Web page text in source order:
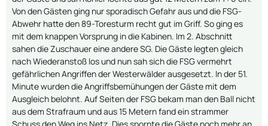
Von den Gästen ging nur sporadisch Gefahr aus und die FSG-
Abwehr hatte den 89-Toresturm recht gut im Griff. So ging es
mit dem knappen Vorsprung in die Kabinen. Im 2. Abschnitt
sahen die Zuschauer eine andere SG. Die Gäste legten gleich
nach Wiederanstoß los und nun sah sich die FSG vermehrt
gefährlichen Angriffen der Westerwälder ausgesetzt. In der 51.
Minute wurden die Angriffsbemühungen der Gäste mit dem
Ausgleich belohnt. Auf Seiten der FSG bekam man den Ball nicht
aus dem Strafraum und aus 15 Metern fand ein strammer